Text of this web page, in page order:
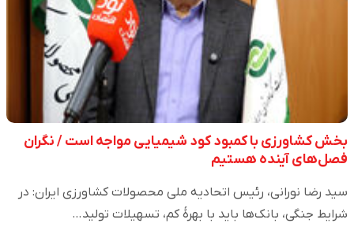
بخش کشاورزی با کمبود کود شیمیایی مواجه است / نگران
فصل‌های آینده هستیم
سید رضا نورانی، رئیس اتحادیه ملی محصولات کشاورزی ایران: در
شرایط جنگی، بانک‌ها باید با بهرهٔ کم، تسهیلات تولید…